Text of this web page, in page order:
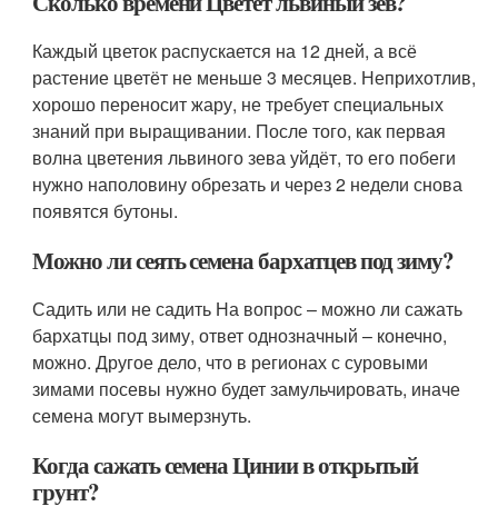
Каждый цветок распускается на 12 дней, а всё
растение цветёт не меньше 3 месяцев. Неприхотлив,
хорошо переносит жару, не требует специальных
знаний при выращивании. После того, как первая
волна цветения львиного зева уйдёт, то его побеги
нужно наполовину обрезать и через 2 недели снова
появятся бутоны.
Можно ли сеять семена бархатцев под зиму?
Садить или не садить На вопрос – можно ли сажать
бархатцы под зиму, ответ однозначный – конечно,
можно. Другое дело, что в регионах с суровыми
зимами посевы нужно будет замульчировать, иначе
семена могут вымерзнуть.
Когда сажать семена Цинии в открытый
грунт?